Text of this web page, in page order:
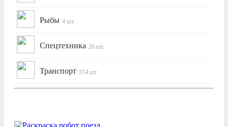
Рыбы 4 шт.
Спецтехника 26 шт.
Транспорт 314 шт.